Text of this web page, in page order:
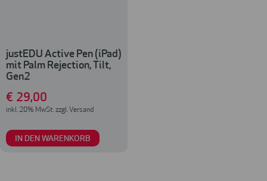
justEDU Active Pen (iPad)
mit Palm Rejection, Tilt,
Gen2
€ 29,00
inkl. 20% MwSt. zzgl. Versand
IN DEN WARENKORB